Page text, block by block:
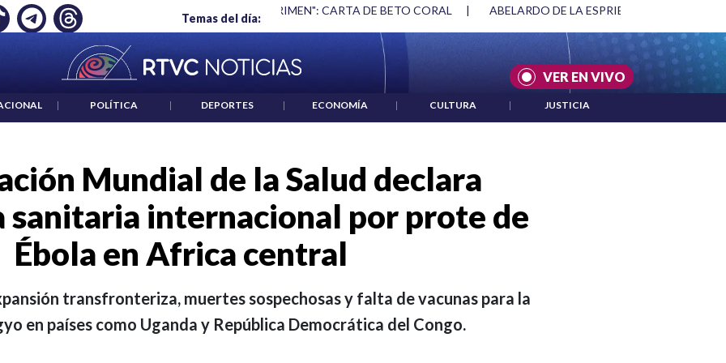
Temas del día:
UN CRIMEN": CARTA DE BETO CORAL ABELARDO DE LA ESPRIELLA Y DMG | ACUERDOS ENTRE ESTADOS UNIDOS E
VER EN VIVO
| POLÍTICA | DEPORTES | ECONOMÍA | CULTURA | JUSTICIA
Mundial de la Salud declara
sanitaria internacional por prote de
Ébola en Africa central
transfronteriza, muertes sospechosas y falta de vacunas para la
en países como Uganda y República Democrática del Congo.